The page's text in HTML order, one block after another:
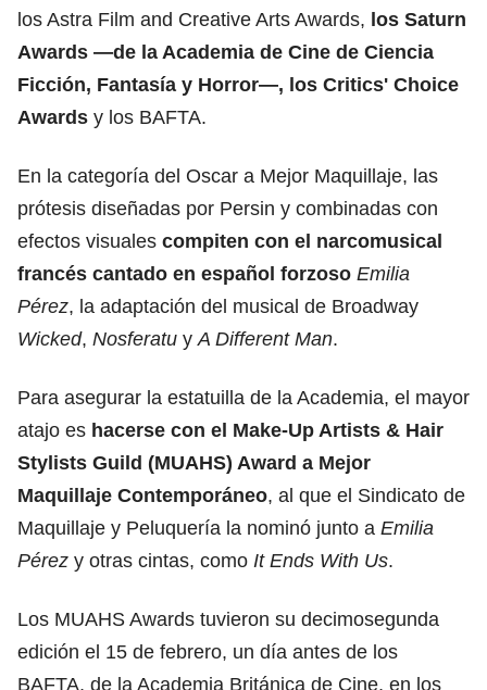
los Astra Film and Creative Arts Awards, los Saturn
Awards —de la Academia de Cine de Ciencia
Ficción, Fantasía y Horror—, los Critics' Choice
Awards y los BAFTA.
En la categoría del Oscar a Mejor Maquillaje, las
prótesis diseñadas por Persin y combinadas con
efectos visuales compiten con el narcomusical
francés cantado en español forzoso Emilia
Pérez, la adaptación del musical de Broadway
Wicked, Nosferatu yA Different Man.
Para asegurar la estatuilla de la Academia, el mayor
atajo es hacerse con el Make-Up Artists & Hair
Stylists Guild (MUAHS) Award a Mejor
Maquillaje Contemporáneo, al que el Sindicato de
Maquillaje y Peluquería la nominó junto a Emilia
Pérez y otras cintas, como It Ends With Us.
Los MUAHS Awards tuvieron su decimosegunda
edición el 15 de febrero, un día antes de los
BAFTA, de la Academia Británica de Cine, en los